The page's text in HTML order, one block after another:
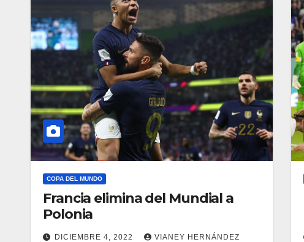
COPA DEL MUNDO
Francia elimina del Mundial a
Polonia
DICIEMBRE 4, 2022 VIANEY HERNÁNDEZ